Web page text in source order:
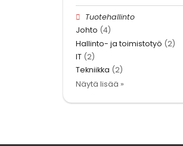
Tuotehallinto
Johto (4)
Hallinto- ja toimistotyö (2)
IT (2)
Tekniikka (2)
Näytä lisää »